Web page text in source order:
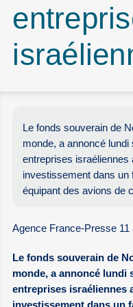
Le fonds souverain de
monde, a annoncé
entreprises israéliennes
investissement dans un
équipant des avions de
Agence France-Presse 11
Le fonds souverain de
monde, a annoncé lundi
entreprises israéliennes
investissement dans un